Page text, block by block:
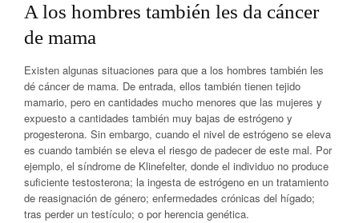
A los hombres también les da cáncer
de mama
Existen algunas situaciones para que a los hombres también les
dé cáncer de mama. De entrada, ellos también tienen tejido
mamario, pero en cantidades mucho menores que las mujeres y
expuesto a cantidades también muy bajas de estrógeno y
progesterona. Sin embargo, cuando el nivel de estrógeno se eleva
es cuando también se eleva el riesgo de padecer de este mal. Por
ejemplo, el síndrome de Klinefelter, donde el individuo no produce
suficiente testosterona; la ingesta de estrógeno en un tratamiento
de reasignación de género; enfermedades crónicas del hígado;
tras perder un testículo; o por herencia genética.